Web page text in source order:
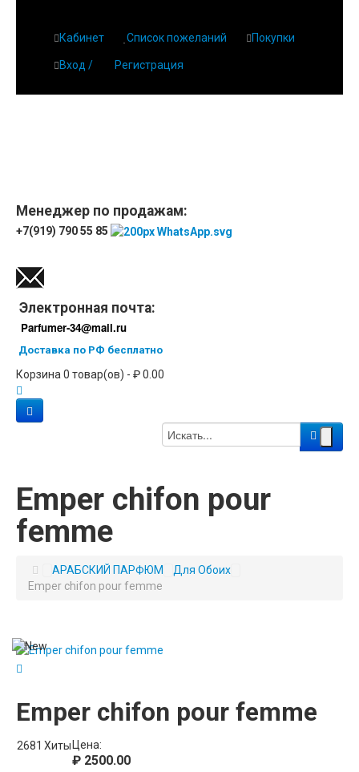
Кабинет Список пожеланий Покупки
Вход / Регистрация
Менеджер по продажам:
+7(919) 790 55 85
Электронная почта:
Parfumer-34@mail.ru
Доставка по РФ бесплатно
Корзина 0 товар(ов) - ₽ 0.00
Emper chifon pour
femme
АРАБСКИЙ ПАРФЮМ
Для Обоих
Emper chifon pour femme
Emper chifon pour femme
2681 ХитыЦена:
₽ 2500.00